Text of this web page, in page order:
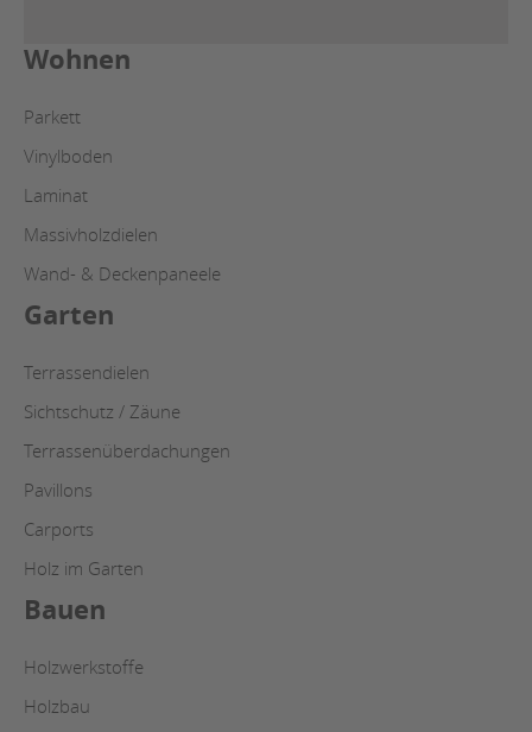
Wohnen
Parkett
Vinylboden
Laminat
Massivholzdielen
Wand- & Deckenpaneele
Garten
Terrassendielen
Sichtschutz / Zäune
Terrassenüberdachungen
Pavillons
Carports
Holz im Garten
Bauen
Holzwerkstoffe
Holzbau